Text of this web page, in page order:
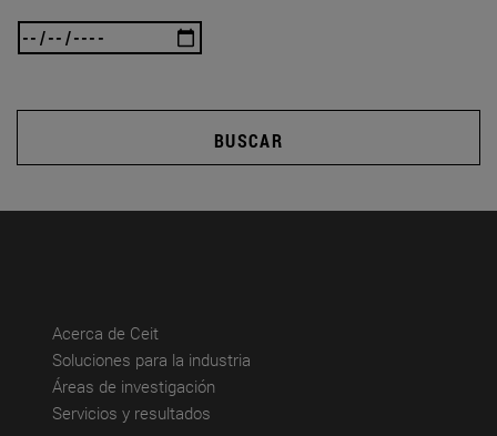
BUSCAR
Acerca de Ceit(abre en nueva ventana)
Soluciones para la industria
Áreas de investigación
Servicios y resultados